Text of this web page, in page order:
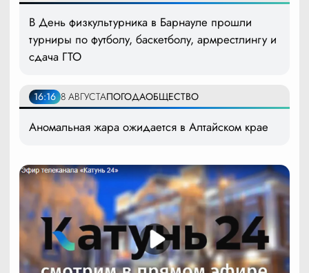
В День физкультурника в Барнауле прошли
турниры по футболу, баскетболу, армрестлингу и
сдача ГТО
16:16 8 АВГУСТАПОГОДАОБЩЕСТВО
Аномальная жара ожидается в Алтайском крае